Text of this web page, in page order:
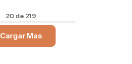
20 de 219
Cargar Mas